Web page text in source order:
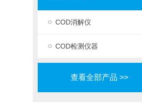
COD消解仪
COD检测仪器
查看全部产品 >>